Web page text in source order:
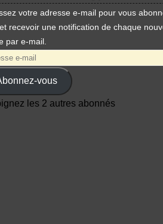
votre adresse e-mail pour vous
recevoir une notification de chaque
par e-mail.
vous
les 2 autres abonnés